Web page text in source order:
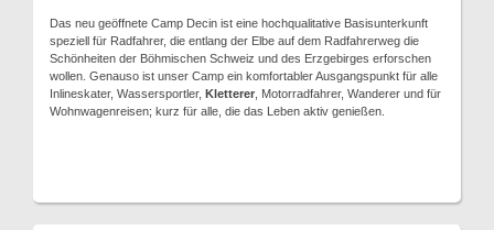
Das neu geöffnete Camp Decin ist eine hochqualitative Basisunterkunft
speziell für Radfahrer, die entlang der Elbe auf dem Radfahrerweg die
Schönheiten der Böhmischen Schweiz und des Erzgebirges erforschen
wollen. Genauso ist unser Camp ein komfortabler Ausgangspunkt für alle
Inlineskater, Wassersportler, Kletterer , Motorradfahrer, Wanderer und für
Wohnwagenreisen; kurz für alle, die das Leben aktiv genießen.